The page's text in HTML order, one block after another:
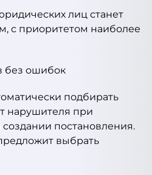
лиц станет
с приоритетом наиболее
без ошибок
подбирать
нарушителя при
постановления.
выбрать